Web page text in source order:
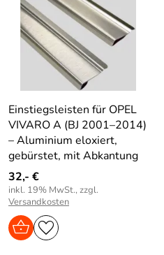
Einstiegsleisten für OPEL
VIVARO A (BJ 2001–2014)
– Aluminium eloxiert,
gebürstet, mit Abkantung
32,- €
inkl. 19% MwSt., zzgl.
Versandkosten